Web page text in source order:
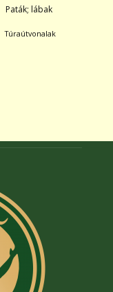
Paták; lábak
Túraútvonalak